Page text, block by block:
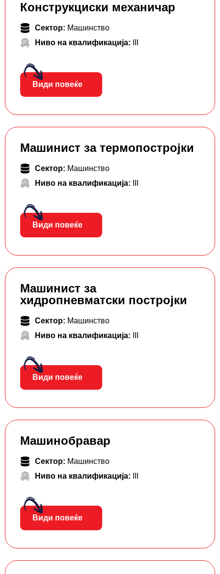
Конструкциски механичар
Сектор: Машинство
Ниво на квалификација:
Види повеќе
Машинист за термопостројки
Сектор: Машинство
Ниво на квалификација:
Види повеќе
Машинист за
хидропневматски постројки
Сектор: Машинство
Ниво на квалификација:
Види повеќе
Машинобравар
Сектор: Машинство
Ниво на квалификација:
Види повеќе